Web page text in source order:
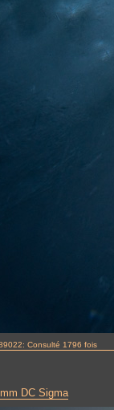
Consulté 1796 fois
DC Sigma